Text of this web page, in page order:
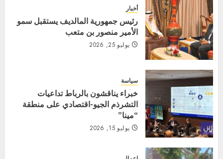
أخبار
رئيس جمهورية المالديف يستقبل سمو
الأمير منصور بن متعب
يوليو 25, 2026
سياسة
خبراء يناقشون بالرباط تداعيات
التشرذم الجيو-اقتصادي على منطقة
“مينا”
يوليو 15, 2026